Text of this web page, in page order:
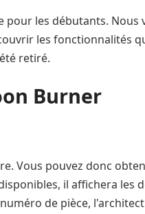
pour les débutants. Nous
les fonctionnalités
retiré.
Burner
Vous pouvez donc
il affichera les
de pièce,